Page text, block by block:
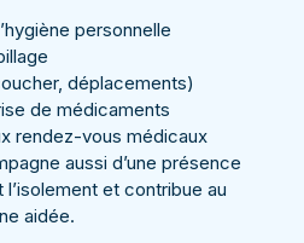
personnelle
déplacements)
de médicaments
rendez-vous médicaux
aussi d’une présence
et contribue au
aidée.